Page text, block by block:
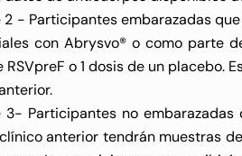
2 - Participantes embarazadas
con Abrysvo® o como parte
RSVpreF o 1 dosis de un placebo.
3- Participantes no
anterior tendrán muestras